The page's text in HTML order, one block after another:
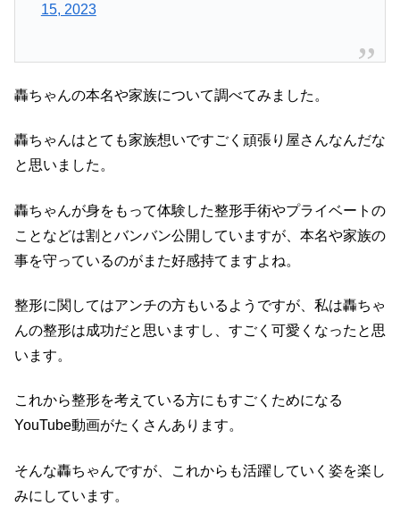
15, 2023
轟ちゃんの本名や家族について調べてみました。
轟ちゃんはとても家族想いですごく頑張り屋さんなんだな
と思いました。
轟ちゃんが身をもって体験した整形手術やプライベートの
ことなどは割とバンバン公開していますが、本名や家族の
事を守っているのがまた好感持てますよね。
整形に関してはアンチの方もいるようですが、私は轟ちゃ
んの整形は成功だと思いますし、すごく可愛くなったと思
います。
これから整形を考えている方にもすごくためになる
YouTube動画がたくさんあります。
そんな轟ちゃんですが、これからも活躍していく姿を楽し
みにしています。